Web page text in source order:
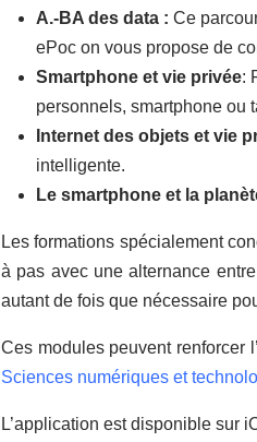
A.-BA des data : Ce
ePoc on vous propose de
Smartphone et vie privée:
personnels, smartphone ou
Internet des objets et vie
intelligente.
Le smartphone et la
Les formations spécialement
à pas avec une alternance
autant de fois que nécessaire
Ces modules peuvent renforcer
Sciences numériques et
L’application est disponible sur